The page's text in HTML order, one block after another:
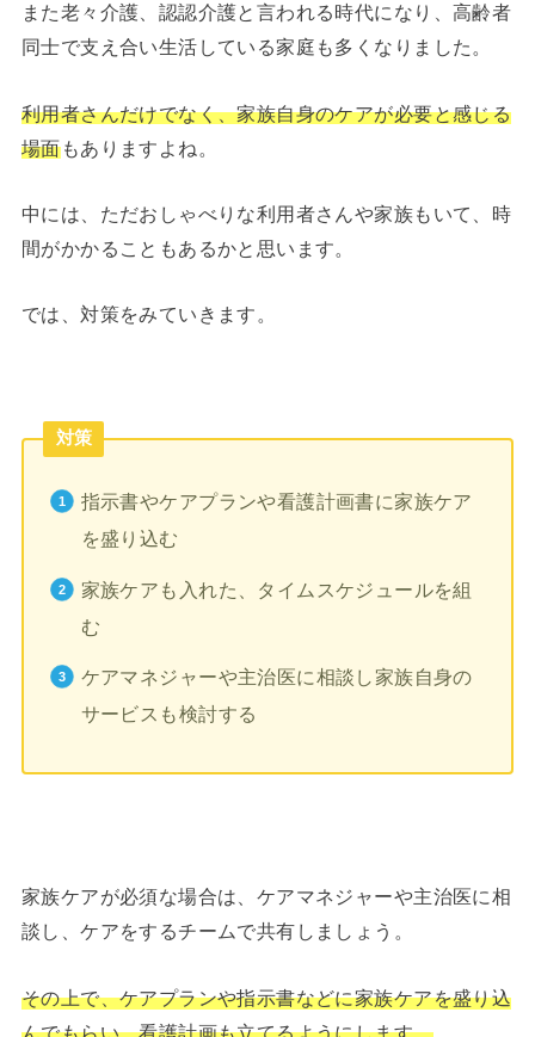
また老々介護、認認介護と言われる時代になり、高齢者
同士で支え合い生活している家庭も多くなりました。
利用者さんだけでなく、家族自身のケアが必要と感じる
場面もありますよね。
中には、ただおしゃべりな利用者さんや家族もいて、時
間がかかることもあるかと思います。
では、対策をみていきます。
対策
指示書やケアプランや看護計画書に家族ケア
を盛り込む
家族ケアも入れた、タイムスケジュールを組
む
ケアマネジャーや主治医に相談し家族自身の
サービスも検討する
家族ケアが必須な場合は、ケアマネジャーや主治医に相
談し、ケアをするチームで共有しましょう。
その上で、ケアプランや指示書などに家族ケアを盛り込
んでもらい、看護計画も立てるようにします。